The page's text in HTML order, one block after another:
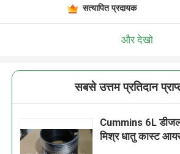
सत्यापित प्रदायक
और देखो
सबसे उत्तम प्रतिदान
Cummins 6L
मिश्र धातु कास्ट